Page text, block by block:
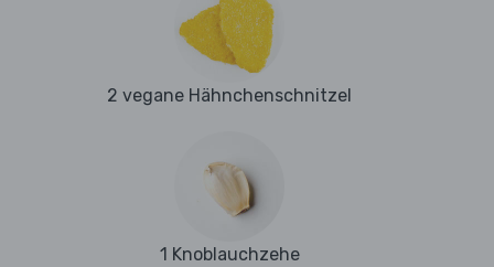
2 vegane Hähnchenschnitzel
1 Knoblauchzehe